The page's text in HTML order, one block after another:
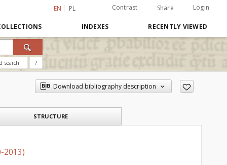
EN PL Contrast Share Login
INDEXES RECENTLY VIEWED
search ?
Download bibliography description
STRUCTURE
2013)